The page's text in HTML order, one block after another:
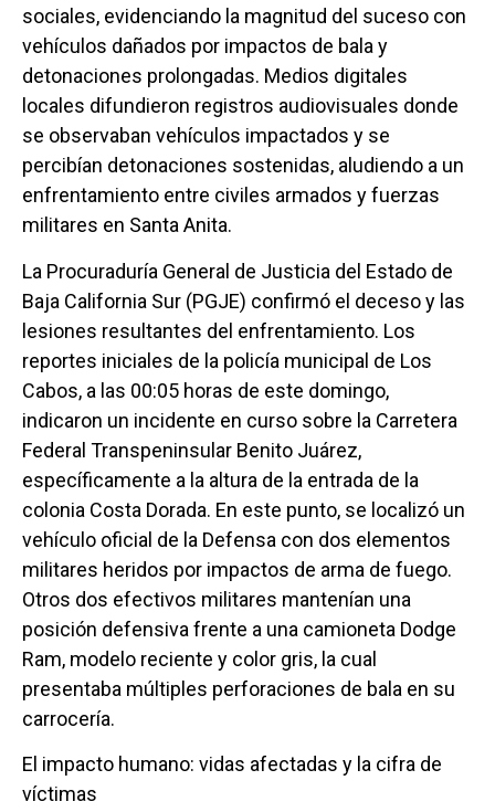
sociales, evidenciando la magnitud del suceso con
vehículos dañados por impactos de bala y
detonaciones prolongadas. Medios digitales
locales difundieron registros audiovisuales donde
se observaban vehículos impactados y se
percibían detonaciones sostenidas, aludiendo a un
enfrentamiento entre civiles armados y fuerzas
militares en Santa Anita.
La Procuraduría General de Justicia del Estado de
Baja California Sur (PGJE) confirmó el deceso y las
lesiones resultantes del enfrentamiento. Los
reportes iniciales de la policía municipal de Los
Cabos, a las 00:05 horas de este domingo,
indicaron un incidente en curso sobre la Carretera
Federal Transpeninsular Benito Juárez,
específicamente a la altura de la entrada de la
colonia Costa Dorada. En este punto, se localizó un
vehículo oficial de la Defensa con dos elementos
militares heridos por impactos de arma de fuego.
Otros dos efectivos militares mantenían una
posición defensiva frente a una camioneta Dodge
Ram, modelo reciente y color gris, la cual
presentaba múltiples perforaciones de bala en su
carrocería.
El impacto humano: vidas afectadas y la cifra de
víctimas